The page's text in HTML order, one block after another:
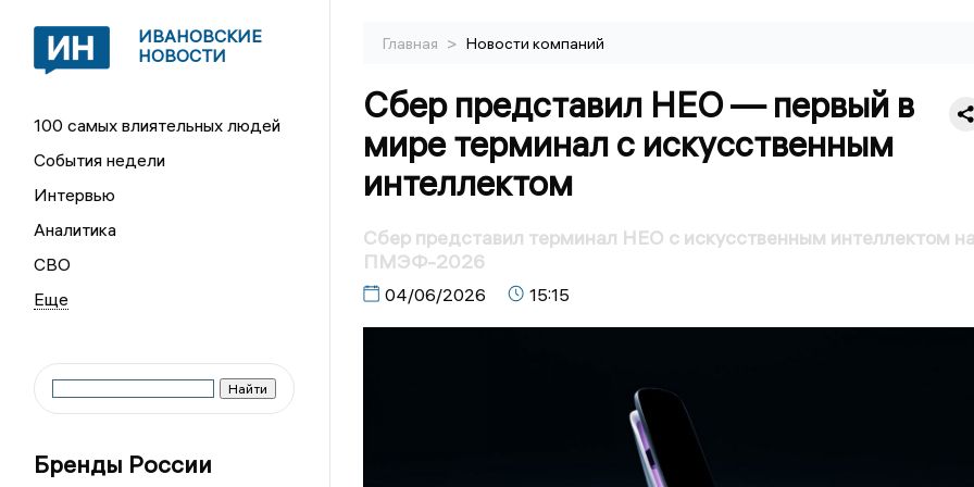
ИВАНОВСКИЕ
НОВОСТИ
100 самых влиятельных людей
События недели
Интервью
Аналитика
СВО
Бренды России
Главная > Новости компаний
Сбер представил НЕО — первый в
мире терминал с искусственным
интеллектом
Сбер представил терминал НЕО с искусственным интеллектом
ПМЭФ-2026
04/06/2026 15:15